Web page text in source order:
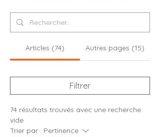
Articles (74) Autres pages (15)
Filtrer
74 résultats trouvés avec une recherche
vide
Trier par : Pertinence